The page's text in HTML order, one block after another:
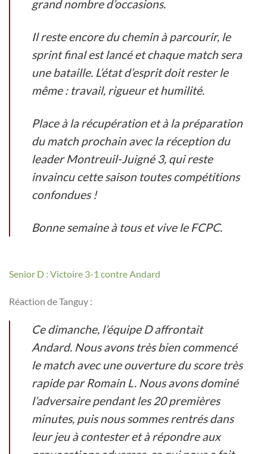
grand nombre d’occasions.
Il reste encore du chemin à parcourir, le
sprint final est lancé et chaque match sera
une bataille. L’état d’esprit doit rester le
même : travail, rigueur et humilité.
Place à la récupération et à la préparation
du match prochain avec la réception du
leader Montreuil-Juigné 3, qui reste
invaincu cette saison toutes compétitions
confondues !
Bonne semaine à tous et vive le FCPC.
Senior D : Victoire 3-1 contre Andard
Réaction de Tanguy :
Ce dimanche, l’équipe D affrontait
Andard. Nous avons très bien commencé
le match avec une ouverture du score très
rapide par Romain L. Nous avons dominé
l’adversaire pendant les 20 premières
minutes, puis nous sommes rentrés dans
leur jeu à contester et à répondre aux